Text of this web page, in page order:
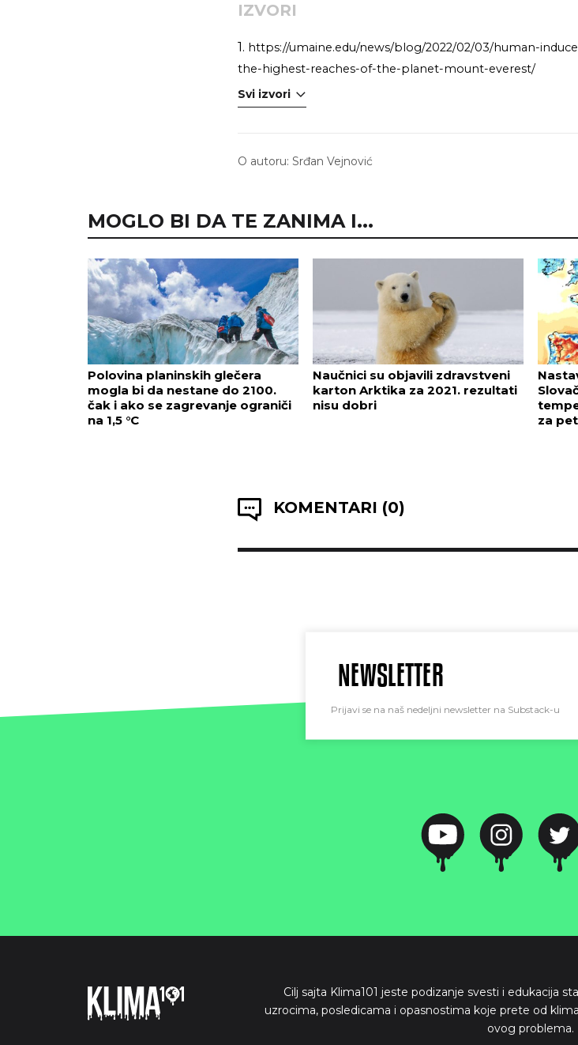
IZVORI
1. https://umaine.edu/news/blog/2022/02/03/human-
the-highest-reaches-of-the-planet-mount-everest/
Svi izvori
O autoru: Srđan Vejnović
MOGLO BI DA TE ZANIMA I...
Polovina planinskih glečera
mogla bi da nestane do 2100.
čak i ako se zagrevanje ograniči
na 1,5 °C
Naučnici su objavili zdravstveni
karton Arktika za 2021. rezultati
nisu dobri
za
KOMENTARI (0)
NEWSLETTER
Prijavi se na naš nedeljni newsletter na Substack-u
Cilj sajta Klima101 jeste podizanje svesti i edukacija
uzrocima, posledicama i opasnostima koje prete od
ovog problema.